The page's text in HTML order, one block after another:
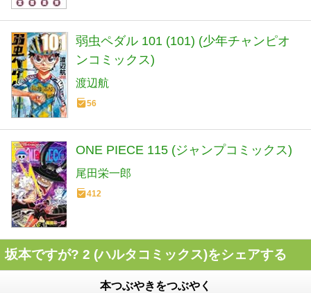
弱虫ペダル 101 (101) (少年チャンピオ
ンコミックス)
渡辺航
56
ONE PIECE 115 (ジャンプコミックス)
尾田栄一郎
412
坂本ですが? 2 (ハルタコミックス)をシェアする
本つぶやきをつぶやく